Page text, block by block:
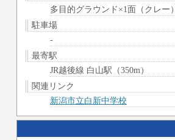
多目的グラウンド×1面（クレー）
駐車場
-
最寄駅
JR越後線 白山駅（350m）
関連リンク
新潟市立白新中学校